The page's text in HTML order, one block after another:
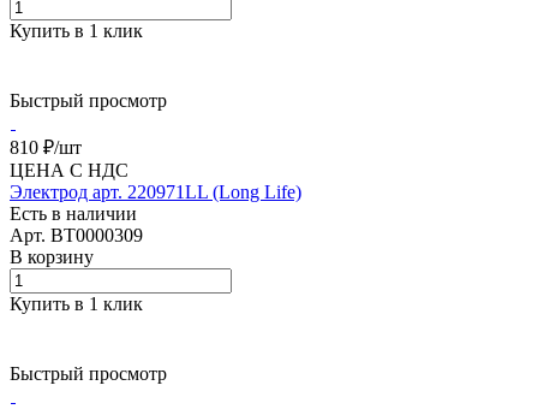
Купить в 1 клик
Быстрый просмотр
810 ₽/шт
ЦЕНА С НДС
Электрод арт. 220971LL (Long Life)
Есть в наличии
Арт. BT0000309
В корзину
Купить в 1 клик
Быстрый просмотр